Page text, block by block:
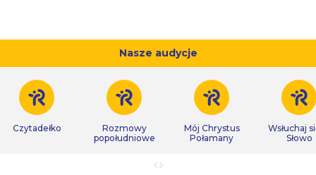
Nasze audycje
Czytadełko
Rozmowy
popołudniowe
Mój Chrystus
Połamany
Wsłuchaj
Słowo